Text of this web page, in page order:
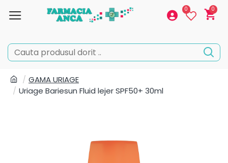
0 0
GAMA URIAGE
Uriage Bariesun Fluid lejer SPF50+ 30ml